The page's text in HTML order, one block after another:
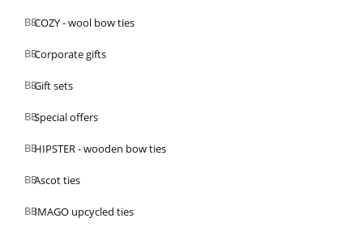
COZY - wool bow ties
Corporate gifts
Gift sets
Special offers
HIPSTER - wooden bow ties
Ascot ties
IMAGO upcycled ties